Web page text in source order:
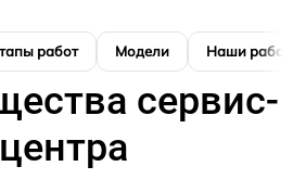
работ Модели Наши работы
сервис-
центра